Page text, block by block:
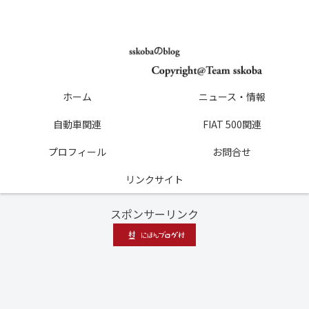
ホーム
ニュース・情報
自動車関連
FIAT 500関連
プロフィール
お問合せ
リンクサイト
スポンサーリンク